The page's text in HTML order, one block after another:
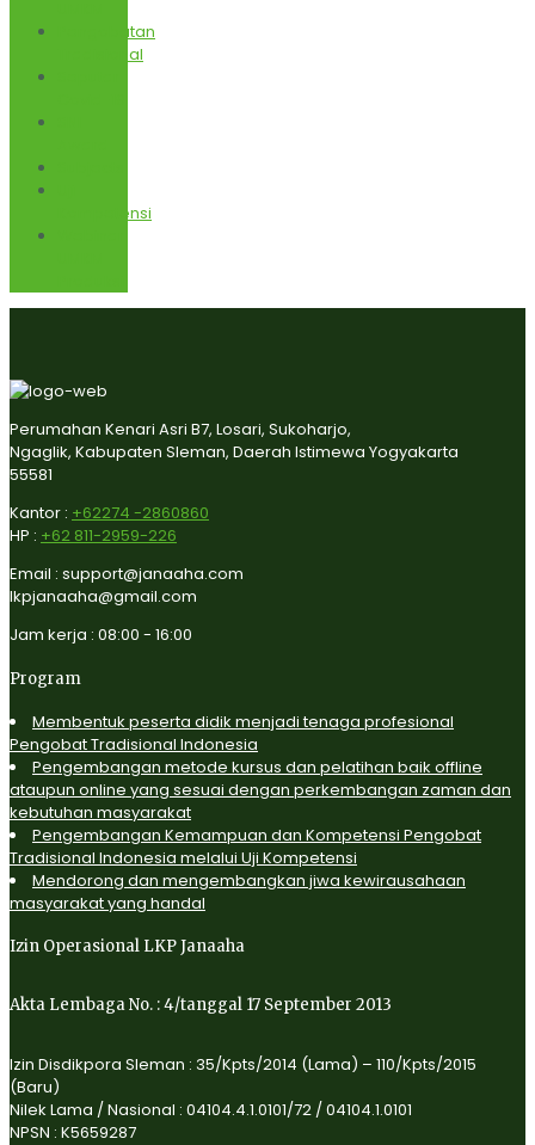
Pengobatan
Tradisional
Kompetensi
Perumahan Kenari Asri B7, Losari, Sukoharjo,
Ngaglik, Kabupaten Sleman, Daerah Istimewa Yogyakarta
55581
Kantor : +62274 -2860860
HP : +62 811-2959-226
Email : support@janaaha.com
lkpjanaaha@gmail.com
Jam kerja : 08:00 - 16:00
Program
Membentuk peserta didik menjadi tenaga profesional
Pengobat Tradisional Indonesia
Pengembangan metode kursus dan pelatihan baik offline
ataupun online yang sesuai dengan perkembangan zaman dan
kebutuhan masyarakat
Pengembangan Kemampuan dan Kompetensi Pengobat
Tradisional Indonesia melalui Uji Kompetensi
Mendorong dan mengembangkan jiwa kewirausahaan
masyarakat yang handal
Izin Operasional LKP Janaaha
Akta Lembaga No. : 4/tanggal 17 September 2013
Izin Disdikpora Sleman : 35/Kpts/2014 (Lama) – 110/Kpts/2015
(Baru)
Nilek Lama / Nasional : 04104.4.1.0101/72 / 04104.1.0101
NPSN : K5659287